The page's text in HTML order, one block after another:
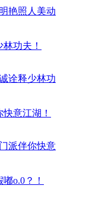
功夫！
意江湖！
o.0？！